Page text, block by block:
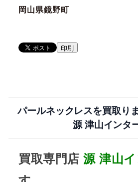
岡山県鏡野町
印刷
パールネックレスを買取り
源 津山インタ
買取専門店 源 津山